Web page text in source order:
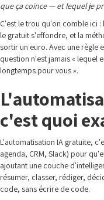
que ça coince — et lequel je
C'est le trou qu'on comble ici
le gratuit s'effondre, et la
sortir un euro. Avec une règle
question n'est jamais « lequel
longtemps pour vous ».
c'est quoi
L'automatisation IA gratuite,
agenda, CRM, Slack) pour
ajoutant une couche
résumer, classer, rédiger,
code, sans écrire de code.